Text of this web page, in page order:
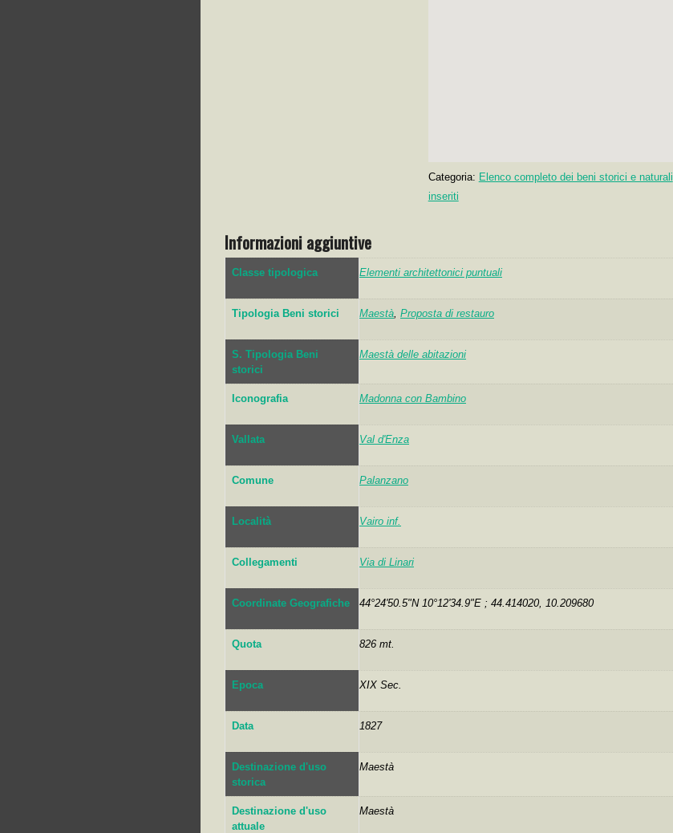
Categoria: Elenco completo dei beni storici e naturali
inseriti
Informazioni aggiuntive
Classe tipologica Elementi architettonici puntuali
Tipologia Beni storici Maestà, Proposta di restauro
S. Tipologia Beni
storici
Maestà delle abitazioni
Iconografia Madonna con Bambino
Vallata Val d'Enza
Comune Palanzano
Località Vairo inf.
Collegamenti Via di Linari
Coordinate Geografiche 44°24'50.5"N 10°12'34.9"E ; 44.414020, 10.209680
Quota 826 mt.
Epoca XIX Sec.
Data 1827
Destinazione d'uso
storica
Maestà
Destinazione d'uso
attuale
Maestà